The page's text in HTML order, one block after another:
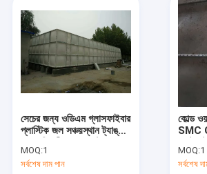
সেচের জন্য ওডিএম গ্লাসফাইবার
প্লাস্টিক জল সঞ্চয়স্থান ট্যাঙ্ক
MOQ:1
সর্বশেষ দাম পান
কোল্ড
SMC
MOQ:1
সর্বশেষ